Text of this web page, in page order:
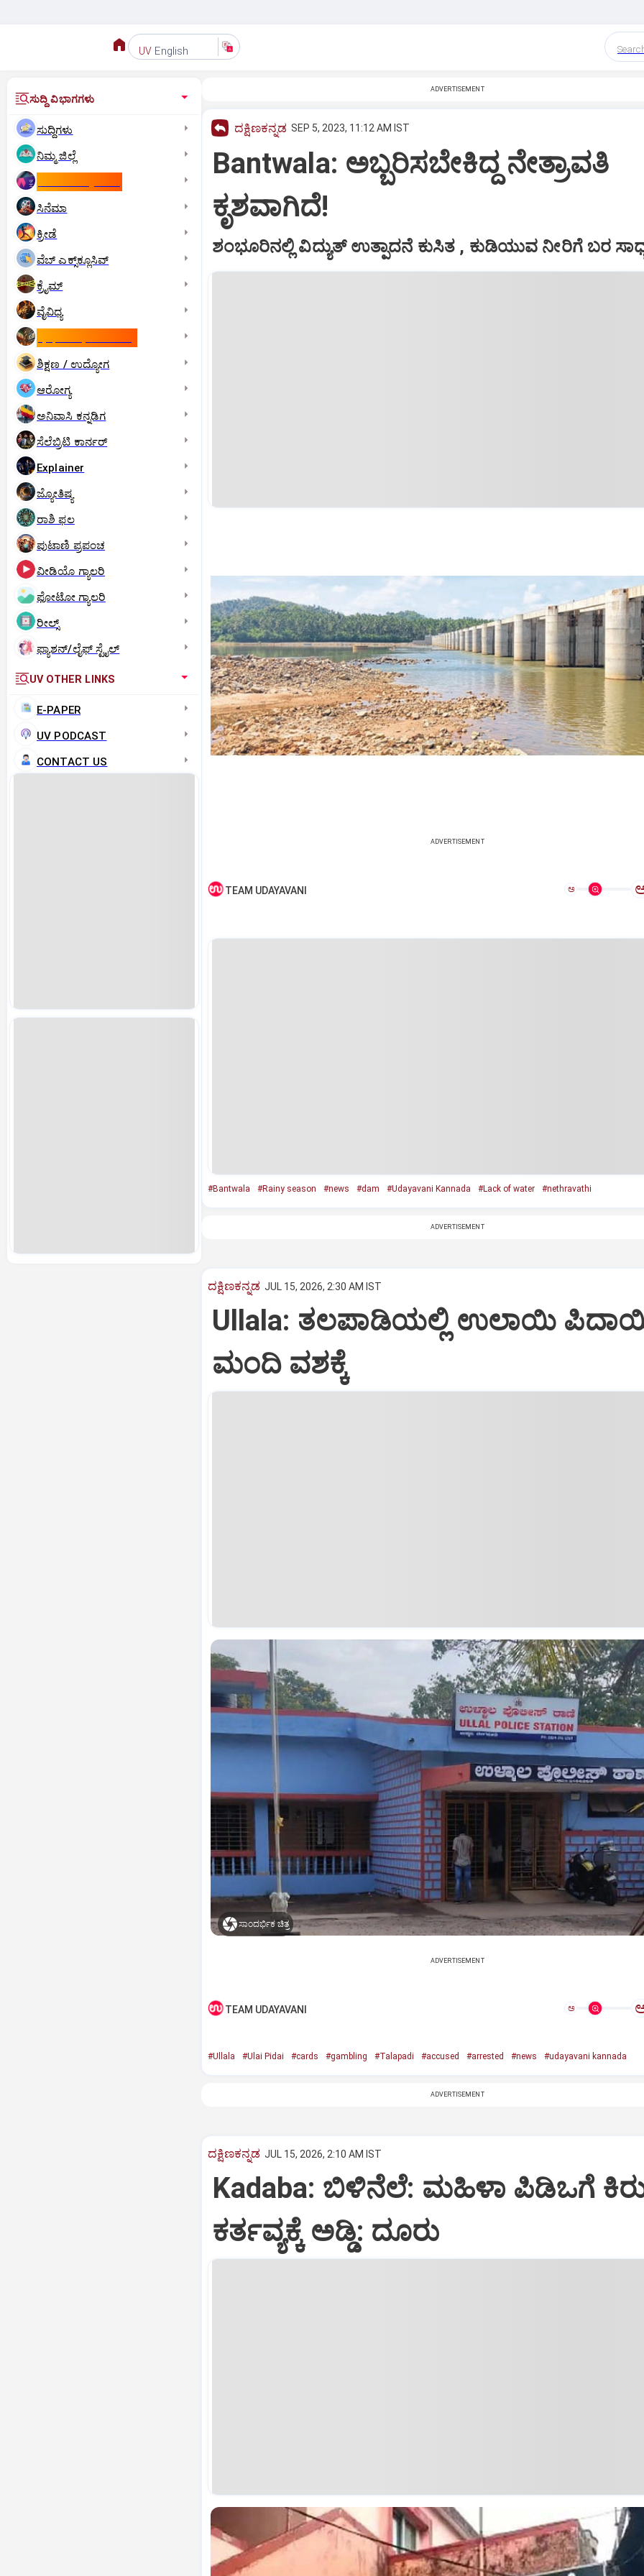
UV English
ಸುದ್ದಿ ವಿಭಾಗಗಳು
ಸುದ್ದಿಗಳು
ನಿಮ್ಮ ಜಿಲ್ಲೆ
ಸಿನೆಮಾ
ಕ್ರೀಡೆ
ವೆಬ್ ಎಕ್ಸ್‌ಕ್ಲೂಸಿವ್
ಕ್ರೈಮ್
ವೈವಿಧ್ಯ
ಶಿಕ್ಷಣ / ಉದ್ಯೋಗ
ಆರೋಗ್ಯ
ಅನಿವಾಸಿ ಕನ್ನಡಿಗ
ಸೆಲೆಬ್ರಿಟಿ ಕಾರ್ನರ್‌
Explainer
ಜ್ಯೋತಿಷ್ಯ
ರಾಶಿ ಫಲ
ಪುಟಾಣಿ ಪ್ರಪಂಚ
ವೀಡಿಯೊ ಗ್ಯಾಲರಿ
ಫೋಟೋ ಗ್ಯಾಲರಿ
ರೀಲ್ಸ್
ಫ್ಯಾಶನ್/ಲೈಫ್‌ ಸ್ಟೈಲ್
UV OTHER LINKS
E-PAPER
UV PODCAST
CONTACT US
ADVERTISEMENT
ದಕ್ಷಿಣಕನ್ನಡ SEP 5, 2023, 11:12 AM IST
Bantwala: ಅಬ್ಬರಿಸಬೇಕಿದ್ದ ನೇತ್ರಾವತಿ
ಕೃಶವಾಗಿದೆ!
ಶಂಭೂರಿನಲ್ಲಿ ವಿದ್ಯುತ್‌ ಉತ್ಪಾದನೆ ಕುಸಿತ , ಕುಡಿಯುವ ನೀರಿಗೆ ಬರ
ADVERTISEMENT
TEAM UDAYAVANI ಅ
#Bantwala #Rainy season #news #dam #Udayavani Kannada #Lack of water #nethravathi
ADVERTISEMENT
ದಕ್ಷಿಣಕನ್ನಡ JUL 15, 2026, 2:30 AM IST
Ullala: ತಲಪಾಡಿಯಲ್ಲಿ ಉಲಾಯಿ
ಮಂದಿ ವಶಕ್ಕೆ
ಸಾಂದರ್ಭಿಕ ಚಿತ್ರ
ADVERTISEMENT
TEAM UDAYAVANI ಅ
#Ullala #Ulai Pidai #cards #gambling #Talapadi #accused #arrested #news #udayavani kannada
ADVERTISEMENT
ದಕ್ಷಿಣಕನ್ನಡ JUL 15, 2026, 2:10 AM IST
Kadaba: ಬಿಳಿನೆಲೆ: ಮಹಿಳಾ ಪಿಡಿಒಗೆ
ಕರ್ತವ್ಯಕ್ಕೆ ಅಡ್ಡಿ: ದೂರು